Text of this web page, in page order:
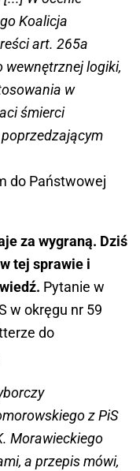
Koalicja
art. 265a
wewnętrznej logiki,
w
śmierci
do Państwowej
za wygraną. Dziś
tej sprawie i
Pytanie w
w okręgu nr 59
do
z PiS
Morawieckiego
a przepis mówi,